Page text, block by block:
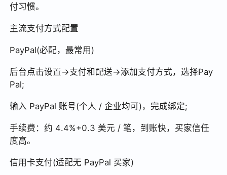
付习惯。
主流支付方式配置
PayPal(必配，最常用)
后台点击设置→支付和配送→添加支付方式，选择Pay
Pal;
输入 PayPal 账号(个人 / 企业均可)，完成绑定;
手续费：约 4.4%+0.3 美元 / 笔，到账快，买家信任
度高。
信用卡支付(适配无 PayPal 买家)